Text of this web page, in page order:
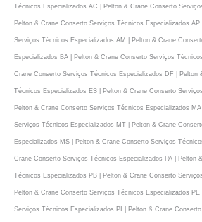
Técnicos Especializados AC | Pelton & Crane Conserto
Pelton & Crane Conserto Serviços Técnicos Especializados
Serviços Técnicos Especializados AM | Pelton & Crane
Especializados BA | Pelton & Crane Conserto Serviços
Crane Conserto Serviços Técnicos Especializados DF | Pelton
Técnicos Especializados ES | Pelton & Crane Conserto
Pelton & Crane Conserto Serviços Técnicos Especializados
Serviços Técnicos Especializados MT | Pelton & Crane
Especializados MS | Pelton & Crane Conserto Serviços
Crane Conserto Serviços Técnicos Especializados PA | Pelton
Técnicos Especializados PB | Pelton & Crane Conserto
Pelton & Crane Conserto Serviços Técnicos Especializados
Serviços Técnicos Especializados PI | Pelton & Crane